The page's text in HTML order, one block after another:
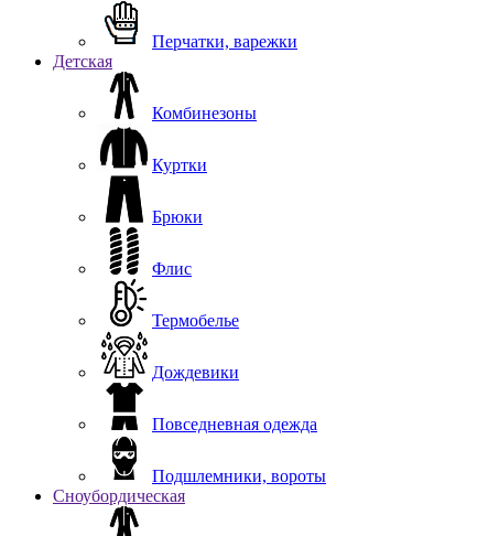
Перчатки, варежки
Детская
Комбинезоны
Куртки
Брюки
Флис
Термобелье
Дождевики
Повседневная одежда
Подшлемники, вороты
Сноубордическая